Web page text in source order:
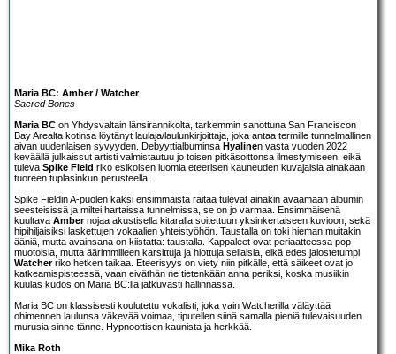
Maria BC: Amber / Watcher
Sacred Bones
Maria BC on Yhdysvaltain länsirannikolta, tarkemmin sanottuna San Franciscon
Bay Arealta kotinsa löytänyt laulaja/laulunkirjoittaja, joka antaa termille tunnelmallinen
aivan uudenlaisen syvyyden. Debyyttialbuminsa Hyalinen vasta vuoden 2022
keväällä julkaissut artisti valmistautuu jo toisen pitkäsoittonsa ilmestymiseen, eikä
tuleva Spike Field riko esikoisen luomia eteerisen kauneuden kuvajaisia ainakaan
tuoreen tuplasinkun perusteella.
Spike Fieldin A-puolen kaksi ensimmäistä raitaa tulevat ainakin avaamaan albumin
seesteisissä ja miltei hartaissa tunnelmissa, se on jo varmaa. Ensimmäisenä
kuultava Ambernojaa akustisella kitaralla soitettuun yksinkertaiseen kuvioon, sekä
hipihiljaisiksi laskettujen vokaalien yhteistyöhön. Taustalla on toki hieman muitakin
ääniä, mutta avainsana on kiistatta: taustalla. Kappaleet ovat periaatteessa pop-
muotoisia, mutta äärimmilleen karsittuja ja hiottuja sellaisia, eikä edes jalostetumpi
Watcherriko hetken taikaa. Eteerisyys on viety niin pitkälle, että säikeet ovat jo
katkeamispisteessä, vaan eiväthän ne tietenkään anna periksi, koska musiikin
kuulas kudos on Maria BC:llä jatkuvasti hallinnassa.
Maria BC on klassisesti koulutettu vokalisti, joka vain Watcherilla väläyttää
ohimennen laulunsa väkevää voimaa, tiputellen siinä samalla pieniä tulevaisuuden
murusia sinne tänne. Hypnoottisen kaunista ja herkkää.
Mika Roth